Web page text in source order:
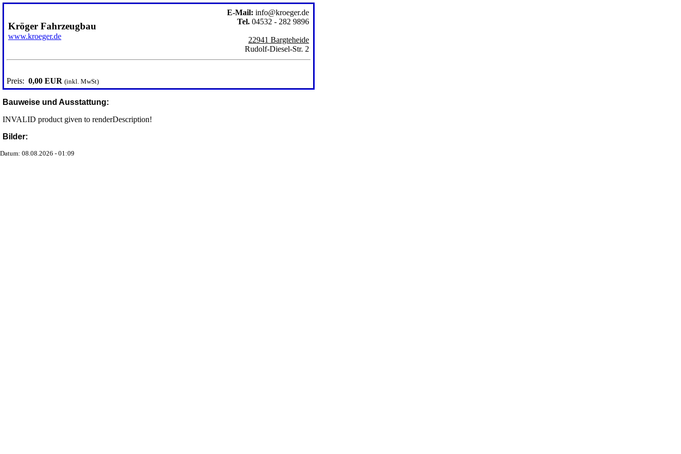
Kröger Fahrzeugbau
www.kroeger.de
E-Mail: info@kroeger.de
Tel. 04532 - 282 9896
22941 Bargteheide
Rudolf-Diesel-Str. 2
Preis: 0,00 EUR (inkl. MwSt)
Bauweise und Ausstattung:
INVALID product given to renderDescription!
Bilder:
Datum: 08.08.2026 - 01:09